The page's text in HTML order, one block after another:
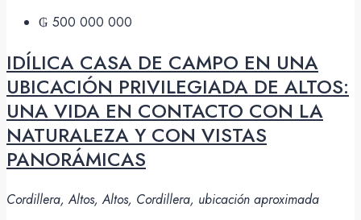
₲ 500 000 000
IDÍLICA CASA DE CAMPO EN UNA
UBICACIÓN PRIVILEGIADA DE ALTOS:
UNA VIDA EN CONTACTO CON LA
NATURALEZA Y CON VISTAS
PANORÁMICAS
Cordillera, Altos, Altos, Cordillera, ubicación aproximada